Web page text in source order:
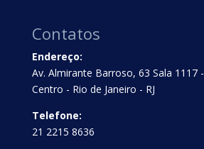
Contatos
Endereço:
Av. Almirante Barroso, 63 Sala 1117 -
Centro - Rio de Janeiro - RJ
Telefone:
21 2215 8636